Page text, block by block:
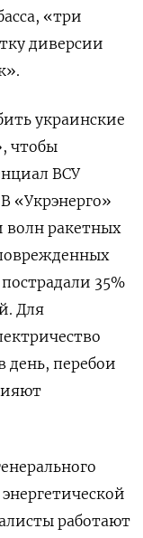
«три
диверсии
украинские
чтобы
ВСУ
«Укрэнерго»
волн ракетных
35%
Для
день, перебои
работают